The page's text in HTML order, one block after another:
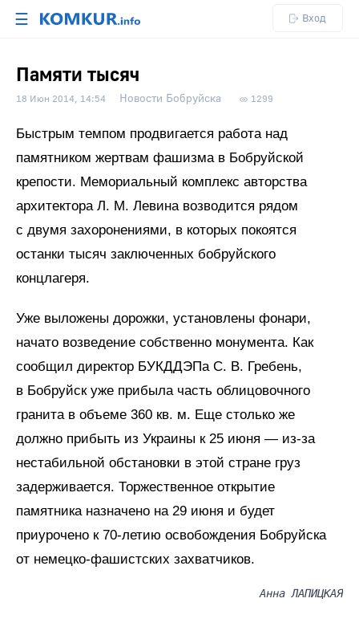
☰ Вход
Памяти тысяч
18 Июн 2014, 14:54 Новости Бобруйска 1299
Быстрым темпом продвигается работа над
памятником жертвам фашизма в Бобруйской
крепости. Мемориальный комплекс авторства
архитектора Л. М. Левина возводится рядом
с двумя захоронениями, в которых покоятся
останки тысяч заключенных бобруйского
концлагеря.
Уже выложены дорожки, установлены фонари,
начато возведение собственно монумента. Как
сообщил директор БУКДДЭПа С. В. Гребень,
в Бобруйск уже прибыла часть облицовочного
гранита в объеме 360 кв. м. Еще столько же
должно прибыть из Украины к 25 июня — из-за
нестабильной обстановки в этой стране груз
задерживается. Торжественное открытие
памятника назначено на 29 июня и будет
приурочено к 70-летию освобождения Бобруйска
от немецко-фашистских захватчиков.
Анна ЛАПИЦКАЯ